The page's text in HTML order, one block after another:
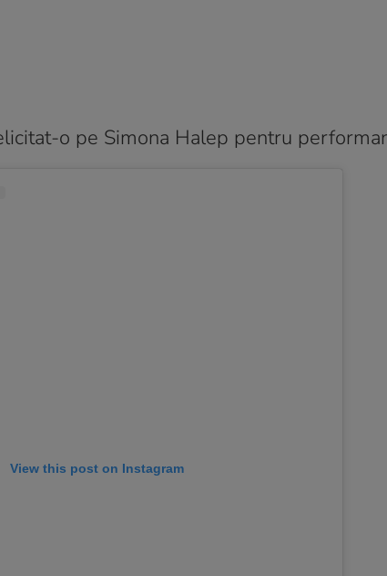
o pe Simona Halep pentru
View this post on Instagram